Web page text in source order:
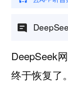
DeepSeek
终于恢复了。